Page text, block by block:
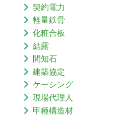
契約電力
軽量鉄骨
化粧合板
結露
間知石
建築協定
ケーシング
現場代理人
甲種構造材